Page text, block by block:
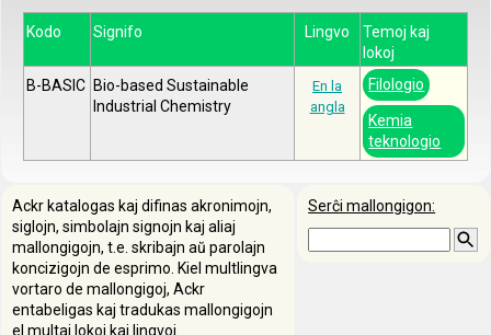
Kodo Signifo Lingvo
Temoj kaj
lokoj
B-BASIC Bio-based Sustainable
Industrial Chemistry
En la
angla
Filologio
Kemia
teknologio
Serĉi mallongigon:
Ackr katalogas kaj difinas akronimojn,
siglojn, simbolajn signojn kaj aliaj
mallongigojn, t.e. skribajn aŭ parolajn
koncizigojn de esprimo. Kiel multlingva
vortaro de mallongigoj, Ackr
entabeligas kaj tradukas mallongigojn
el multaj lokoj kaj lingvoj.